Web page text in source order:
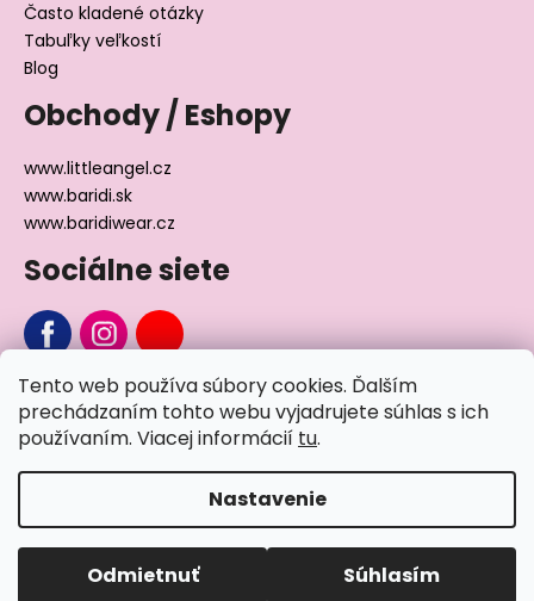
Tento web používa súbory cookies. Ďalším
prechádzaním tohto webu vyjadrujete súhlas s ich
používaním. Viacej informácií tu.
Nastavenie
Odmietnuť Súhlasím
Často kladené otázky
Tabuľky veľkostí
Blog
Obchody / Eshopy
www.littleangel.cz
www.baridi.sk
www.baridiwear.cz
Sociálne siete
Chcete sa nás na niečo opýtať?
Copyright 2026Little Angel® . Všetky práva vyhradené.